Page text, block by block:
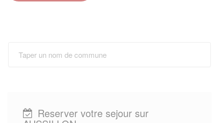
Reserver votre sejour sur